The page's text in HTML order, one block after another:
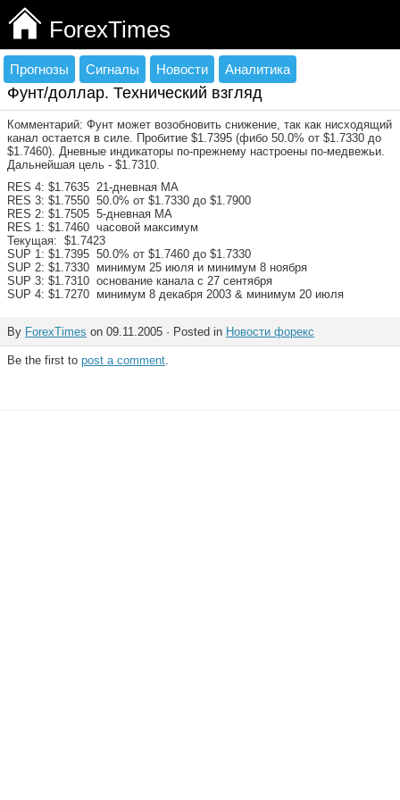
ForexTimes
Прогнозы Сигналы Новости Аналитика
Фунт/доллар. Технический взгляд
Комментарий: Фунт может возобновить снижение, так как нисходящий
канал остается в силе. Пробитие $1.7395 (фибо 50.0% от $1.7330 дo
$1.7460). Дневные индикаторы по-прежнему настроены по-медвежьи.
Дальнейшая цель - $1.7310.
RES 4: $1.7635 21-дневная МА
RES 3: $1.7550 50.0% oт $1.7330 дo $1.7900
RES 2: $1.7505 5-дневная МА
RES 1: $1.7460 часовой максимум
Текущая: $1.7423
SUP 1: $1.7395 50.0% oт $1.7460 дo $1.7330
SUP 2: $1.7330 минимум 25 июля и минимум 8 ноября
SUP 3: $1.7310 основание канала с 27 сентября
SUP 4: $1.7270 минимум 8 декабря 2003 & минимум 20 июля
By ForexTimes on 09.11.2005 · Posted in Новости форекс
Be the first to post a comment.